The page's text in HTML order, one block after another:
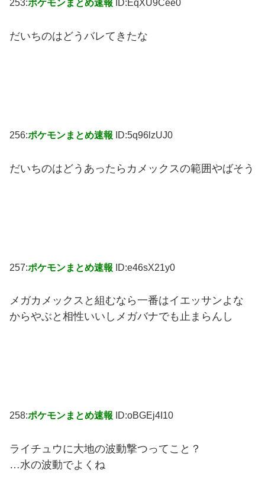
253:ポケモンまとめ速報 ID:EqXU9Cee0
だいちのはどうバレてきたな
256:ポケモンまとめ速報 ID:5q96lzUJ0
だいちのはどうあったらカメックスの範囲やばそう
257:ポケモンまとめ速報 ID:e46sX21y0
メガカメックスと組むなら一番はイエッサンよな
からやぶと相性いいしメガバナでも止まらんし
258:ポケモンまとめ速報 ID:oBGEj4I10
ライチュウに大地の波動撃つってこと？
…水の波動でよくね